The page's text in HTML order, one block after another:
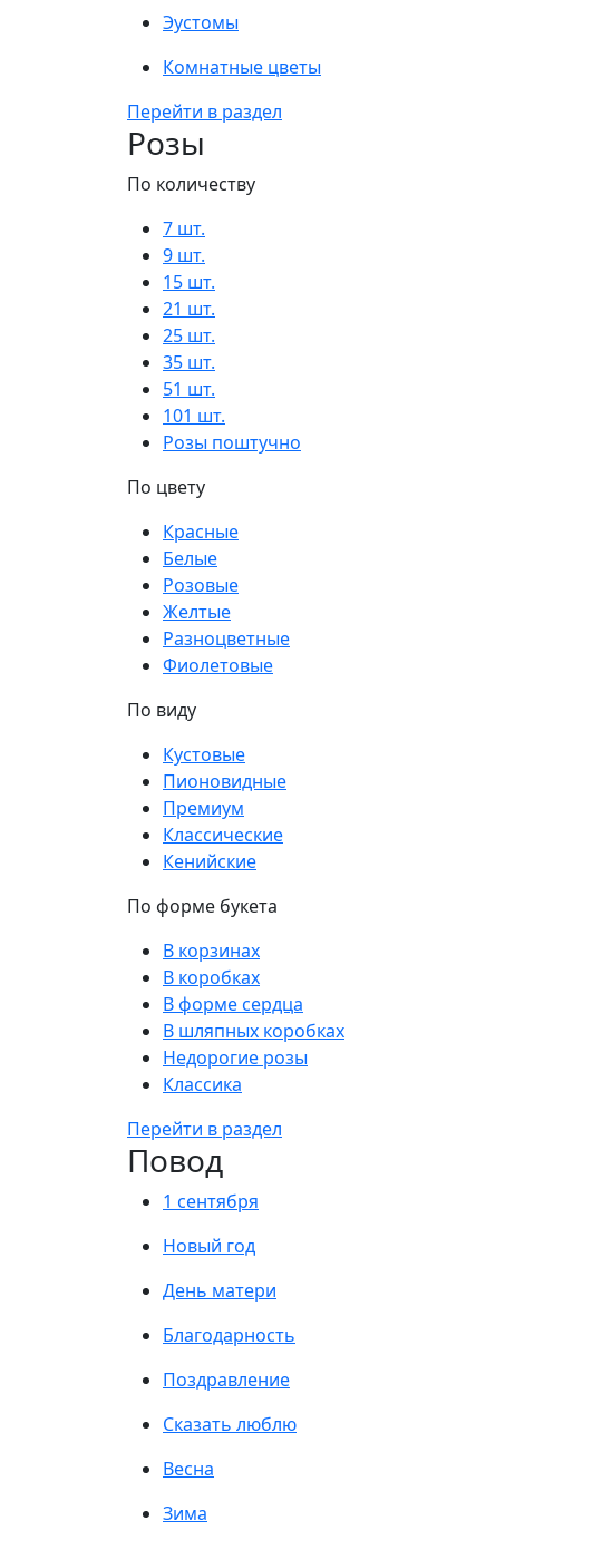
Эустомы
Комнатные цветы
Перейти в раздел
Розы
По количеству
7 шт.
9 шт.
15 шт.
21 шт.
25 шт.
35 шт.
51 шт.
101 шт.
Розы поштучно
По цвету
Красные
Белые
Розовые
Желтые
Разноцветные
Фиолетовые
По виду
Кустовые
Пионовидные
Премиум
Классические
Кенийские
По форме букета
В корзинах
В коробках
В форме сердца
В шляпных коробках
Недорогие розы
Классика
Перейти в раздел
Повод
1 сентября
Новый год
День матери
Благодарность
Поздравление
Сказать люблю
Весна
Зима